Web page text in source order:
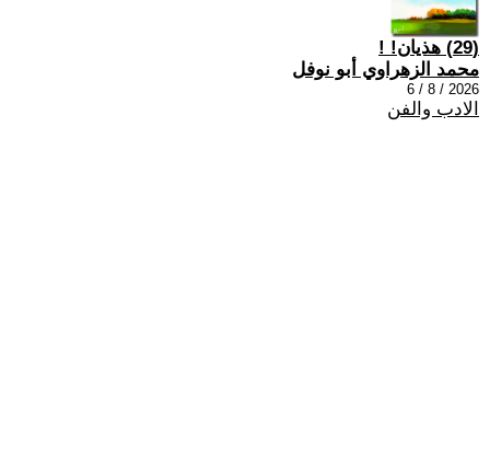
(29) هذيان! !
محمد الزهراوي أبو نوفل
2026 / 8 / 6
الادب والفن